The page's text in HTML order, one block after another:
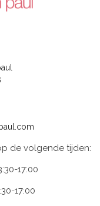
de volgende tijden:
17:00
17:00